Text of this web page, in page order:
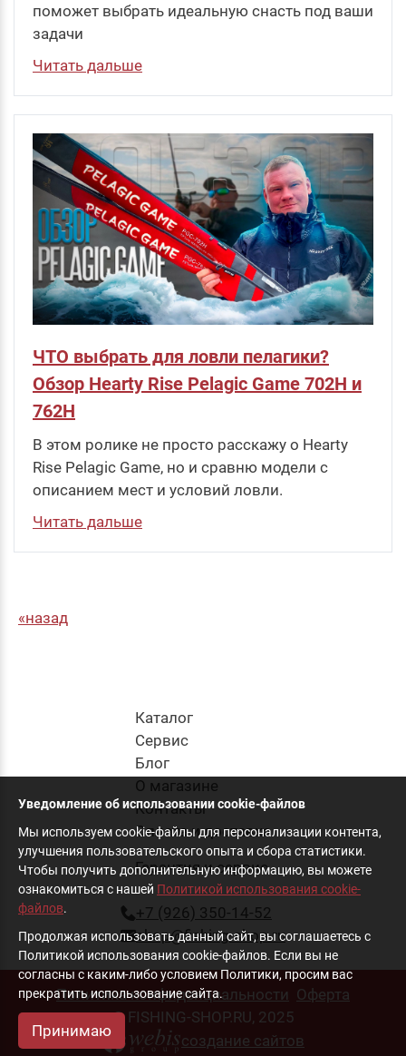
поможет выбрать идеальную снасть под ваши
задачи
Читать дальше
ЧТО выбрать для ловли пелагики?
Обзор Hearty Rise Pelagic Game 702H и
762H
В этом ролике не просто расскажу о Hearty
Rise Pelagic Game, но и сравню модели с
описанием мест и условий ловли.
Читать дальше
назад
Каталог
Cервис
Блог
О магазине
Контакты
Оплата и доставка
Гарантия и сервис
+7 (926) 350-14-52
shop@fishing-shop.ru
Политика конфиденциальности Оферта
© FISHING-SHOP.RU, 2025
создание сайтов
Уведомление об использовании cookie-файлов
Мы используем cookie-файлы для персонализации контента,
улучшения пользовательского опыта и сбора статистики.
Чтобы получить дополнительную информацию, вы можете
ознакомиться с нашей Политикой использования cookie-
файлов.
Продолжая использовать данный сайт, вы соглашаетесь с
Политикой использования cookie-файлов. Если вы не
согласны с каким-либо условием Политики, просим вас
прекратить использование сайта.
Принимаю